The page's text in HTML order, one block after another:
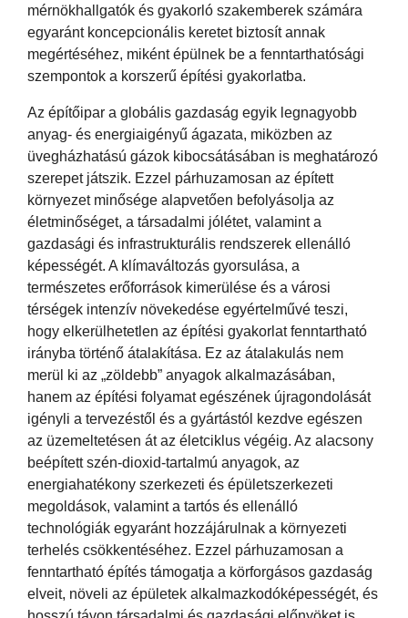
mérnökhallgatók és gyakorló szakemberek számára
egyaránt koncepcionális keretet biztosít annak
megértéséhez, miként épülnek be a fenntarthatósági
szempontok a korszerű építési gyakorlatba.
Az építőipar a globális gazdaság egyik legnagyobb
anyag- és energiaigényű ágazata, miközben az
üvegházhatású gázok kibocsátásában is meghatározó
szerepet játszik. Ezzel párhuzamosan az épített
környezet minősége alapvetően befolyásolja az
életminőséget, a társadalmi jólétet, valamint a
gazdasági és infrastrukturális rendszerek ellenálló
képességét. A klímaváltozás gyorsulása, a
természetes erőforrások kimerülése és a városi
térségek intenzív növekedése egyértelművé teszi,
hogy elkerülhetetlen az építési gyakorlat fenntartható
irányba történő átalakítása. Ez az átalakulás nem
merül ki az „zöldebb” anyagok alkalmazásában,
hanem az építési folyamat egészének újragondolását
igényli a tervezéstől és a gyártástól kezdve egészen
az üzemeltetésen át az életciklus végéig. Az alacsony
beépített szén-dioxid-tartalmú anyagok, az
energiahatékony szerkezeti és épületszerkezeti
megoldások, valamint a tartós és ellenálló
technológiák egyaránt hozzájárulnak a környezeti
terhelés csökkentéséhez. Ezzel párhuzamosan a
fenntartható építés támogatja a körforgásos gazdaság
elveit, növeli az épületek alkalmazkodóképességét, és